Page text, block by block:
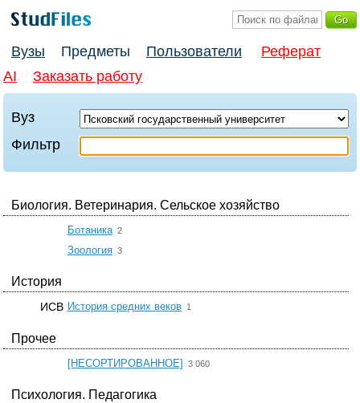
Вузы Предметы Пользователи
Реферат
AI
Заказать работу
Вуз
Фильтр
Биология. Ветеринария. Сельское хозяйство
Ботаника 2
Зоология 3
История
ИСВ История средних веков 1
Прочее
[НЕСОРТИРОВАННОЕ] 3 060
Психология. Педагогика